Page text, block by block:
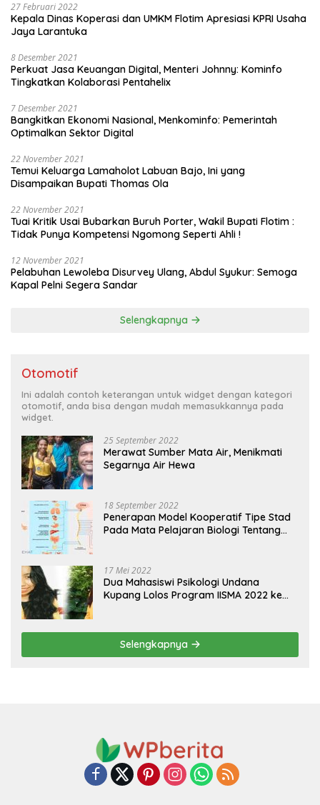
27 Februari 2022
Kepala Dinas Koperasi dan UMKM Flotim Apresiasi KPRI Usaha
Jaya Larantuka
8 Desember 2021
Perkuat Jasa Keuangan Digital, Menteri Johnny: Kominfo
Tingkatkan Kolaborasi Pentahelix
7 Desember 2021
Bangkitkan Ekonomi Nasional, Menkominfo: Pemerintah
Optimalkan Sektor Digital
22 November 2021
Temui Keluarga Lamaholot Labuan Bajo, Ini yang
Disampaikan Bupati Thomas Ola
22 November 2021
Tuai Kritik Usai Bubarkan Buruh Porter, Wakil Bupati Flotim :
Tidak Punya Kompetensi Ngomong Seperti Ahli !
12 November 2021
Pelabuhan Lewoleba Disurvey Ulang, Abdul Syukur: Semoga
Kapal Pelni Segera Sandar
Selengkapnya
Otomotif
Ini adalah contoh keterangan untuk widget dengan kategori
otomotif, anda bisa dengan mudah memasukkannya pada
widget.
25 September 2022
Merawat Sumber Mata Air, Menikmati
Segarnya Air Hewa
18 September 2022
Penerapan Model Kooperatif Tipe Stad
Pada Mata Pelajaran Biologi Tentang
17 Mei 2022
Dua Mahasiswi Psikologi Undana
Kupang Lolos Program IISMA 2022 ke
Selengkapnya